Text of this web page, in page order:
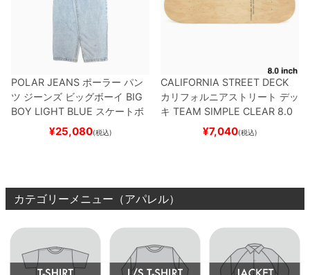
POLAR JEANS ポーラー パン
ツ ジーンズ ビッグボーイ BIG
BOY LIGHT BLUE スケートボ
ード スケボー
¥25,080(税込)
CALIFORNIA STREET DECK
カリフォルニアストリート デッ
キ TEAM SIMPLE CLEAR 8.0
ブランク（DSM）
ード スケボー
¥7,040(税込)
カテゴリーメニュー（アパレル）